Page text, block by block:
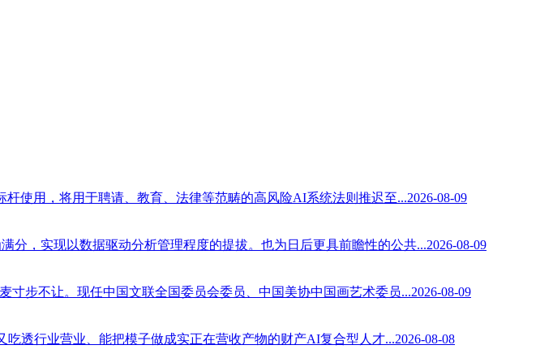
使用，将用于聘请、教育、法律等范畴的高风险AI系统法则推迟至...2026-08-09
分，实现以数据驱动分析管理程度的提拔。也为日后更具前瞻性的公共...2026-08-09
步不让。现任中国文联全国委员会委员、中国美协中国画艺术委员...2026-08-09
透行业营业、能把模子做成实正在营收产物的财产AI复合型人才...2026-08-08